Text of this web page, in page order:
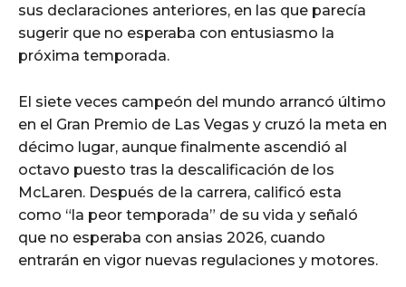
sus declaraciones anteriores, en las que parecía
sugerir que no esperaba con entusiasmo la
próxima temporada.
El siete veces campeón del mundo arrancó último
en el Gran Premio de Las Vegas y cruzó la meta en
décimo lugar, aunque finalmente ascendió al
octavo puesto tras la descalificación de los
McLaren. Después de la carrera, calificó esta
como “la peor temporada” de su vida y señaló
que no esperaba con ansias 2026, cuando
entrarán en vigor nuevas regulaciones y motores.